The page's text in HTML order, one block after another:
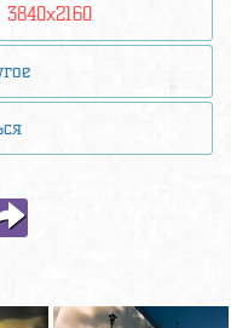
3840x2160